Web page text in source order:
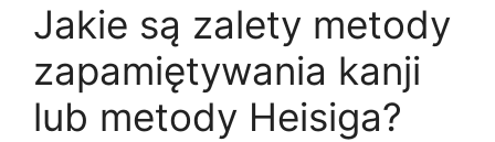
Jakie są zalety metody
zapamiętywania kanji
lub metody Heisiga?